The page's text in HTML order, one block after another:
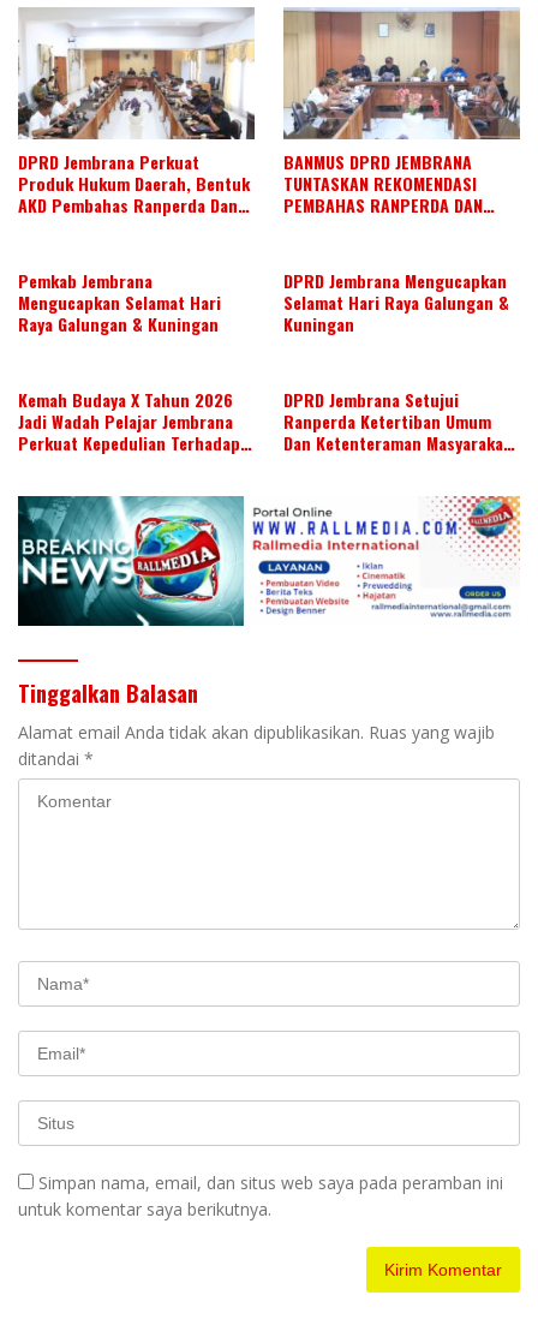
DPRD Jembrana Perkuat
Produk Hukum Daerah, Bentuk
AKD Pembahas Ranperda Dan
BANMUS DPRD JEMBRANA
TUNTASKAN REKOMENDASI
PEMBAHAS RANPERDA DAN
Pemkab Jembrana
Mengucapkan Selamat Hari
Raya Galungan & Kuningan
DPRD Jembrana Mengucapkan
Selamat Hari Raya Galungan &
Kuningan
Kemah Budaya X Tahun 2026
Jadi Wadah Pelajar Jembrana
Perkuat Kepedulian Terhadap
DPRD Jembrana Setujui
Ranperda Ketertiban Umum
Dan Ketenteraman Masyarakat
Tinggalkan Balasan
Alamat email Anda tidak akan dipublikasikan. Ruas yang wajib
ditandai *
Simpan nama, email, dan situs web saya pada peramban ini
untuk komentar saya berikutnya.